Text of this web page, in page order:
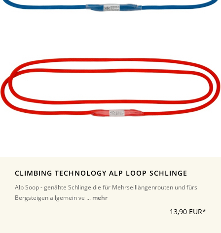
CLIMBING TECHNOLOGY ALP LOOP SCHLINGE
Alp Soop - genähte Schlinge die für Mehrseillängenrouten und fürs
Bergsteigen allgemein ve ... mehr
13,90 EUR*